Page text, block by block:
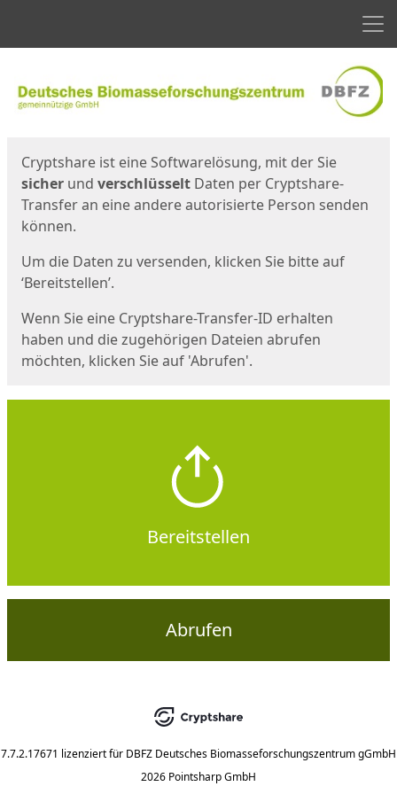
Cryptshare ist eine Softwarelösung, mit der Sie
sicher und verschlüsselt Daten per Cryptshare-
Transfer an eine andere autorisierte Person senden
können.
Um die Daten zu versenden, klicken Sie bitte auf
‘Bereitstellen’.
Wenn Sie eine Cryptshare-Transfer-ID erhalten
haben und die zugehörigen Dateien abrufen
möchten, klicken Sie auf 'Abrufen'.
Bereitstellen
Abrufen
7.7.2.17671 lizenziert für DBFZ Deutsches Biomasseforschungszentrum gGmbH
2026 Pointsharp GmbH